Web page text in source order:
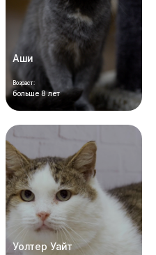
Аши
Возраст:
больше 8 лет
Уолтер Уайт